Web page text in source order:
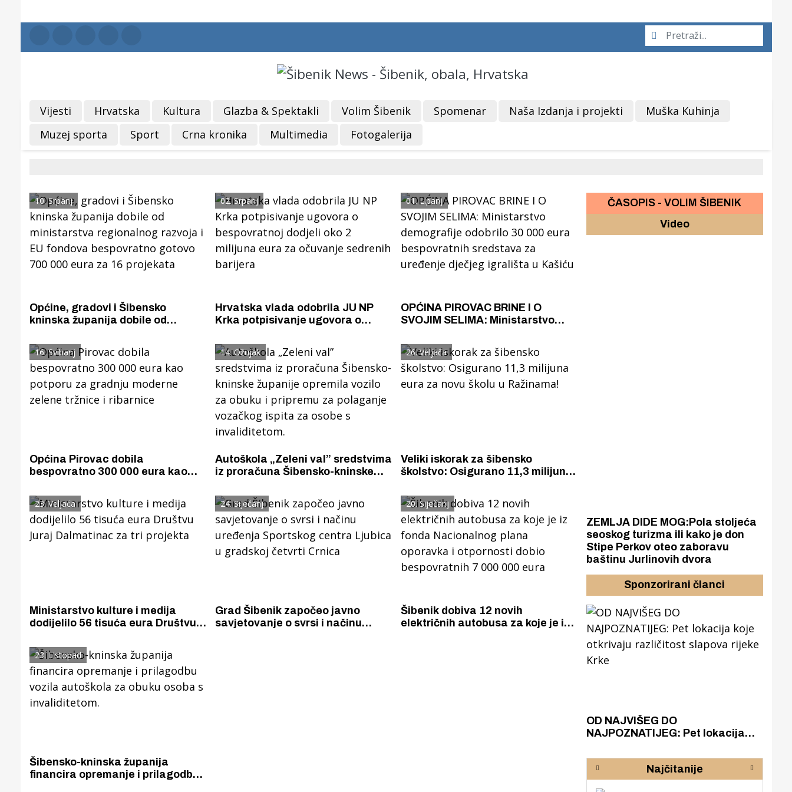
Vijesti Hrvatska Kultura Glazba & Spektakli Volim Šibenik Spomenar Naša Izdanja i projekti
Muška Kuhinja
Muzej sporta
Sport Crna kronika Multimedia Fotogalerija
10. Srpanj
Općine, gradovi i Šibensko
kninska županija dobile od
i EU fondova bespovratno gotovo
700 000 eura za 16 projekata
02. Srpanj
Hrvatska vlada odobrila JU NP
Krka potpisivanje ugovora o
milijuna eura za očuvanje
sedrenih barijera
01. Lipanj
OPĆINA PIROVAC BRINE I O
SVOJIM SELIMA: Ministarstvo
bespovratnih sredstava za
uređenje dječjeg igrališta u
Kašiću
16. Svibanj
Općina Pirovac dobila
bespovratno 300 000 eura kao
zelene tržnice i ribarnice
14. Ožujak
Autoškola „Zeleni val” sredstvima
iz proračuna Šibensko-kninske
i pripremu za polaganje vozačkog
ispita za osobe s invaliditetom.
26. Veljača
Veliki iskorak za šibensko
školstvo: Osigurano 11,3 milijuna
23. Veljača
Ministarstvo kulture i medija
dodijelilo 56 tisuća eura Društvu
24. Siječanj
Grad Šibenik započeo javno
savjetovanje o svrsi i načinu
20. Siječanj
Šibenik dobiva 12 novih
električnih autobusa za koje je iz
23. Listopad
Šibensko-kninska županija
financira opremanje i prilagodbu
ČASOPIS - VOLIM ŠIBENIK
Video
ZEMLJA DIDE MOG:Pola stoljeća
seoskog turizma ili kako je don
Stipe Perkov oteo zaboravu
baštinu Jurlinovih dvora
Sponzorirani članci
OD NAJVIŠEG DO
NAJPOZNATIJEG: Pet lokacija
rijeke Krke
Najčitanije